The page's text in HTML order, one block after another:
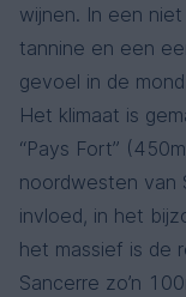
wijnen. In een
tannine en een
gevoel in de
Het klimaat is
“Pays Fort”
noordwesten van
invloed, in het
het massief is de
Sancerre zo’n